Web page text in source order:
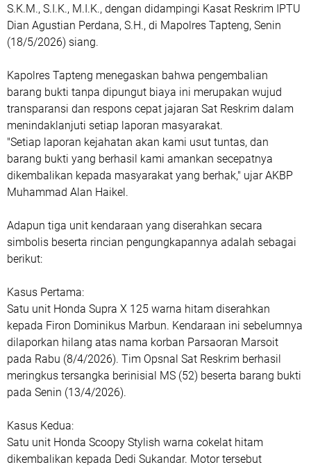
S.K.M., S.I.K., M.I.K., dengan didampingi Kasat Reskrim IPTU
Dian Agustian Perdana, S.H., di Mapolres Tapteng, Senin
(18/5/2026) siang.
Kapolres Tapteng menegaskan bahwa pengembalian
barang bukti tanpa dipungut biaya ini merupakan wujud
transparansi dan respons cepat jajaran Sat Reskrim dalam
menindaklanjuti setiap laporan masyarakat.
"Setiap laporan kejahatan akan kami usut tuntas, dan
barang bukti yang berhasil kami amankan secepatnya
dikembalikan kepada masyarakat yang berhak," ujar AKBP
Muhammad Alan Haikel.
Adapun tiga unit kendaraan yang diserahkan secara
simbolis beserta rincian pengungkapannya adalah sebagai
berikut:
Kasus Pertama:
Satu unit Honda Supra X 125 warna hitam diserahkan
kepada Firon Dominikus Marbun. Kendaraan ini sebelumnya
dilaporkan hilang atas nama korban Parsaoran Marsoit
pada Rabu (8/4/2026). Tim Opsnal Sat Reskrim berhasil
meringkus tersangka berinisial MS (52) beserta barang bukti
pada Senin (13/4/2026).
Kasus Kedua:
Satu unit Honda Scoopy Stylish warna cokelat hitam
dikembalikan kepada Dedi Sukandar. Motor tersebut